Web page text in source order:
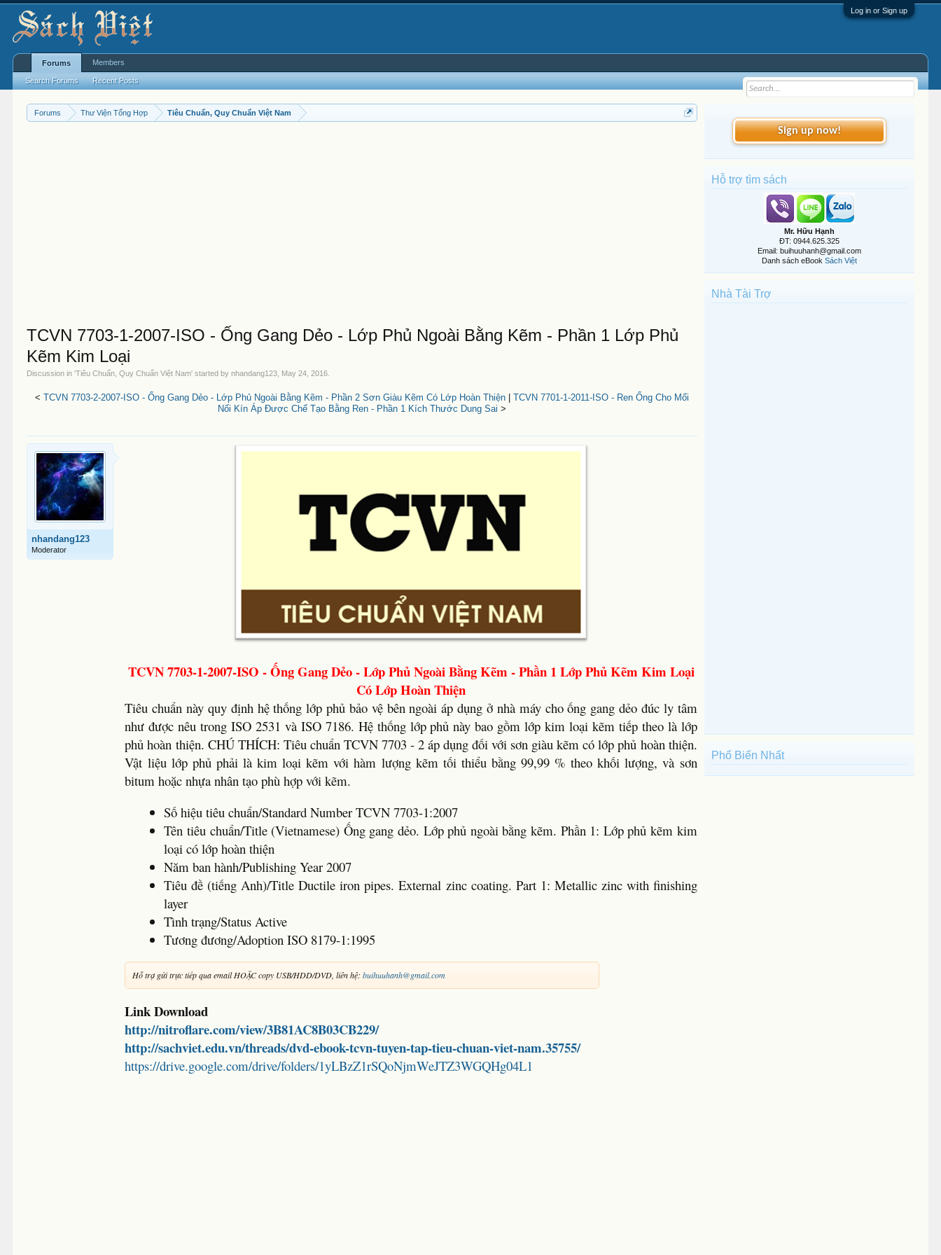
Log in or Sign up
Forums Thư Viện Tổng Hợp Tiêu Chuẩn, Quy Chuẩn Việt Nam
TCVN 7703-1-2007-ISO - Ống Gang Dẻo - Lớp Phủ Ngoài Bằng Kẽm - Phần 1 Lớp Phủ
Kẽm Kim Loại
Discussion in 'Tiêu Chuẩn, Quy Chuẩn Việt Nam' started bynhandang123 May 24, 2016
< TCVN 7703-2-2007-ISO - Ống Gang Dẻo - Lớp Phủ Ngoài Bằng Kẽm - Phần 2 Sơn Giàu Kẽm Có Lớp Hoàn Thiện
TCVN 7701-1-2011-ISO - Ren Ống Cho Mối
Nối Kín Áp Được Chế Tạo Bằng Ren - Phần 1 Kích Thước Dung Sai >
nhandang123
Moderator
TCVN 7703-1-2007-ISO - Ống Gang Dẻo - Lớp Phủ Ngoài Bằng Kẽm - Phần 1 Lớp Phủ Kẽm Kim Loại
Có Lớp Hoàn Thiện
Tiêu chuẩn này quy định hệ thống lớp phủ bảo vệ bên ngoài áp dụng ở nhà máy cho ống gang dẻo đúc ly tâm
như được nêu trong ISO 2531 và ISO 7186. Hệ thống lớp phủ này bao gồm lớp kim loại kẽm tiếp theo là lớp
phủ hoàn thiện. CHÚ THÍCH: Tiêu chuẩn TCVN 7703 - 2 áp dụng đối với sơn giàu kẽm có lớp phủ hoàn thiện.
Vật liệu lớp phủ phải là kim loại kẽm với hàm lượng kẽm tối thiểu bằng 99,99 % theo khối lượng, và sơn
bitum hoặc nhựa nhân tạo phù hợp với kẽm.
Số hiệu tiêu chuẩn/Standard Number TCVN 7703-1:2007
Tên tiêu chuẩn/Title (Vietnamese) Ống gang dẻo. Lớp phủ ngoài bằng kẽm. Phần 1: Lớp phủ kẽm kim
loại có lớp hoàn thiện
Năm ban hành/Publishing Year 2007
Tiêu đề (tiếng Anh)/Title Ductile iron pipes. External zinc coating. Part 1: Metallic zinc with finishing
layer
Tình trạng/Status Active
Tương đương/Adoption ISO 8179-1:1995
Hỗ trợ gửi trực tiếp qua email HOẶC copy USB/HDD/DVD, liên hệ:buihuuhanh@gmail.com
Link Download
http://nitroflare.com/view/3B81AC8B03CB229/
http://sachviet.edu.vn/threads/dvd-ebook-tcvn-tuyen-tap-tieu-chuan-viet-nam.35755/
https://drive.google.com/drive/folders/1yLBzZ1rSQoNjmWeJTZ3WGQHg04L1
Sign up now!
Hỗ trợ tìm sách
Mr. Hữu Hạnh
ĐT: 0944.625.325
Email: buihuuhanh@gmail.com
Danh sách eBook Sách Việt
Nhà Tài Trợ
Phổ Biến Nhất
Forums
Search Forums Recent Posts
Members